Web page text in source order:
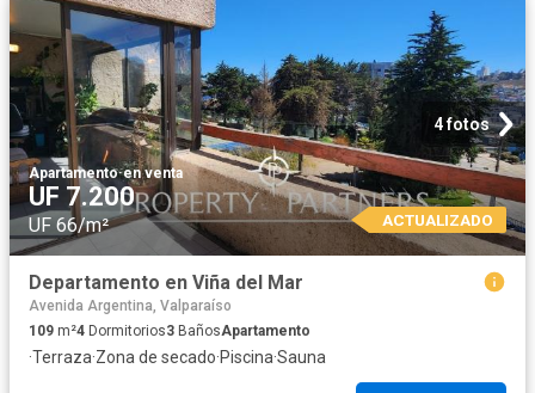
4 fotos
Apartamento·en venta
UF 7.200
UF 66/m² ACTUALIZADO
Departamento en Viña del Mar
Avenida Argentina, Valparaíso
109 m²4 Dormitorios3 BañosApartamento
·Terraza·Zona de secado·Piscina·Sauna